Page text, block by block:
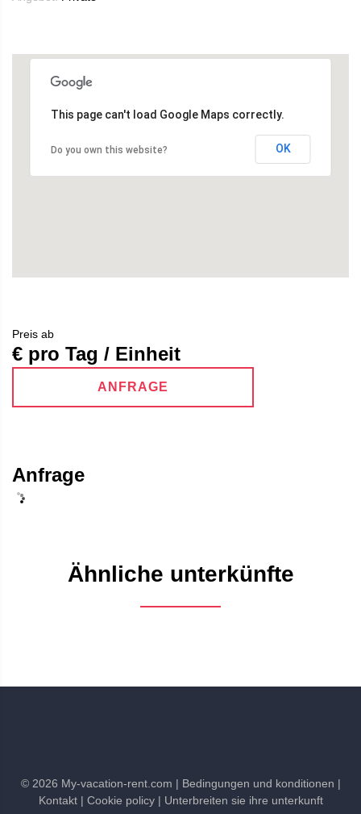
This page can't load Google Maps correctly.
Do you own this website? OK
Preis ab
€ pro Tag / Einheit
ANFRAGE
Anfrage
Ähnliche unterkünfte
© 2026 My-vacation-rent.com | Bedingungen und konditionen |
Kontakt | Cookie policy | Unterbreiten sie ihre unterkunft